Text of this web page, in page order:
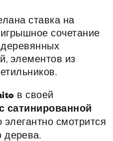
ставка на
сочетание
деревянных
элементов из
в своей
сатинированной
элегантно смотрится
дерева.